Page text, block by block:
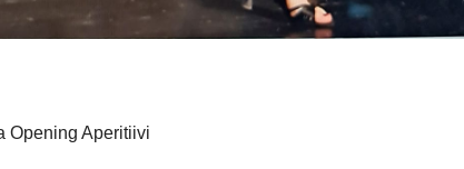
Opening Aperitiivi